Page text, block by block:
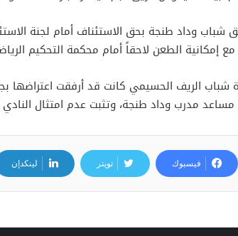
مع إمكانية الطعن لاحقاً أمام محكمة التحكيم
شباب الريف الحسيمي كانت قد أرفقت اعتراضها
مدرب وداد طنجة، وتثبت عدم امتثال النادي
فيسبوك تويتر لينكدإن